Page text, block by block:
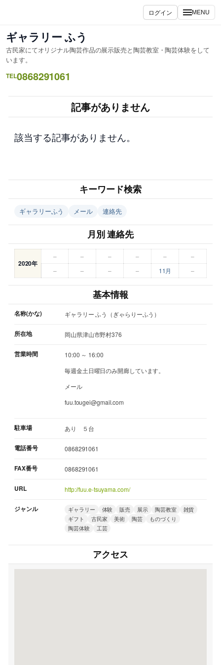
ス
キ
ッ
プ
ログイン MENU
ギャラリー ふう
古民家にてオリジナル陶芸作品の展示販売と陶芸教室・陶芸体験をして
います。
TEL0868291061
記事がありません
該当する記事がありません。
キーワード検索
ギャラリーふう メール 連絡先
月別 連絡先
2020年
– – – – –
–
–
– – – 11月 –
基本情報
名称(かな) ギャラリー ふう（ぎゃらりーふう）
所在地 岡山県津山市野村376
営業時間
10:00 ～ 16:00
毎週金土日曜日のみ開廊しています。
メール
fuu.tougei@gmail.com
駐車場 あり ５台
電話番号 0868291061
FAX番号 0868291061
URL http://fuu.e-tsuyama.com/
ジャンル ギャラリー 体験 販売 展示 陶芸教室
雑貨
ギフト
古民家 美術 陶芸
ものづくり
陶芸体験
工芸
アクセス